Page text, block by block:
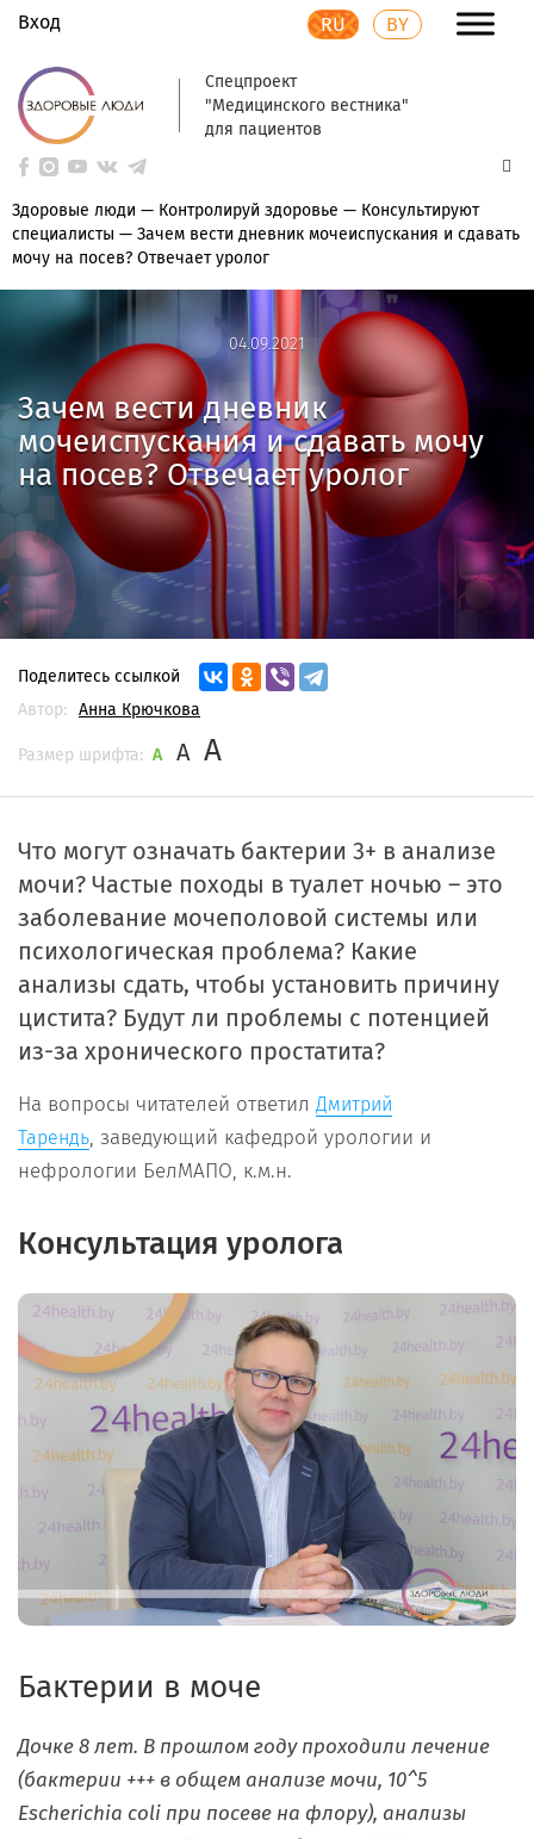
Вход RU BY
Спецпроект
"Медицинского вестника"
для пациентов
Здоровые люди — Контролируй здоровье — Консультируют
специалисты — Зачем вести дневник мочеиспускания и сдавать
мочу на посев? Отвечает уролог
04.09.2021
04.09.2021
Зачем вести дневник
мочеиспускания и сдавать мочу
на посев? Отвечает уролог
Поделитесь ссылкой
Автор:
Анна Крючкова
Размер шрифта: A A A
Что могут означать бактерии 3+ в анализе
мочи? Частые походы в туалет ночью – это
заболевание мочеполовой системы или
психологическая проблема? Какие
анализы сдать, чтобы установить причину
цистита? Будут ли проблемы с потенцией
из-за хронического простатита?
На вопросы читателей ответил Дмитрий
Тарендь, заведующий кафедрой урологии и
нефрологии БелМАПО, к.м.н.
Консультация уролога
Бактерии в моче
Дочке 8 лет. В прошлом году проходили лечение
(бактерии +++ в общем анализе мочи, 10^5
Escherichia coli при посеве на флору), анализы